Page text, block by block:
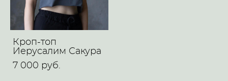
Кроп-топ
Иерусалим Сакура
7 000 pуб.